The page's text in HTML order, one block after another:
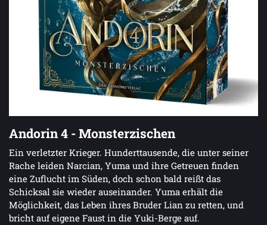
Andorin 4 - Monsterzischen
Ein verletzter Krieger. Hunderttausende, die unter seiner
Rache leiden Narcian, Yuma und ihre Getreuen finden
eine Zuflucht im Süden, doch schon bald reißt das
Schicksal sie wieder auseinander. Yuma erhält die
Möglichkeit, das Leben ihres Bruder Lian zu retten, und
bricht auf eigene Faust in die Yuki-Berge auf.